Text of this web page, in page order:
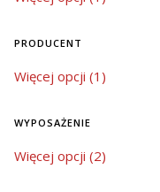
PRODUCENT
Producent
Więcej opcji (1)
WYPOSAŻENIE
wyposażenie
Więcej opcji (2)